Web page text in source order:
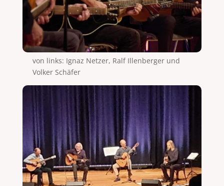
von links: Ignaz Netzer, Ralf Illenberger und
Volker Schäfer